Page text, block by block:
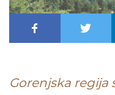
Gorenjska regija